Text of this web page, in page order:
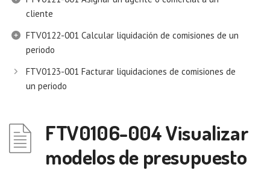
cliente
FTV0122-001 Calcular liquidación de comisiones de un
periodo
FTV0123-001 Facturar liquidaciones de comisiones de
un periodo
FTV0106-004 Visualizar
modelos de presupuesto